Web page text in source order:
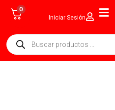
0
Iniciar Sesión